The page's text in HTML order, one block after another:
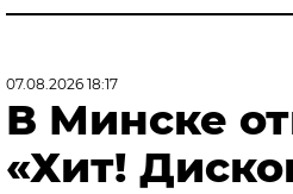
07.08.2026 18:17
В Минске
«Хит!